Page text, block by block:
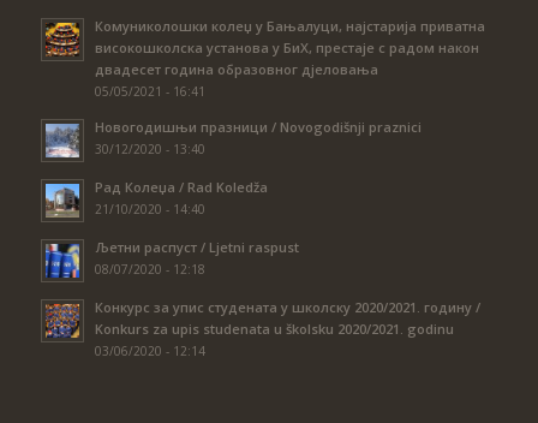
Комуниколошки колеџ у Бањалуци, најстарија приватна
високошколска установа у БиХ, престаје с радом након
двадесет година образовног дјеловања
05/05/2021 - 16:41
Новогодишњи празници / Novogodišnji praznici
30/12/2020 - 13:40
Рад Колеџа / Rad Koledža
21/10/2020 - 14:40
Љетни распуст / Ljetni raspust
08/07/2020 - 12:18
Конкурс за упис студената у школску 2020/2021. годину /
Konkurs za upis studenata u školsku 2020/2021. godinu
03/06/2020 - 12:14